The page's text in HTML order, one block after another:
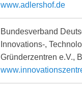
www.adlershof.de
Bundesverband
Innovations-,
Gründerzentren e.V.,